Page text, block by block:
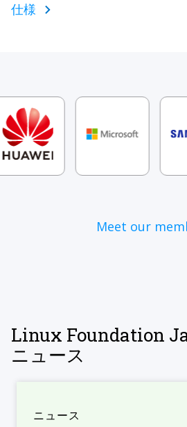
仕様
Meet our
Linux Foundation
ニュース
ニュース